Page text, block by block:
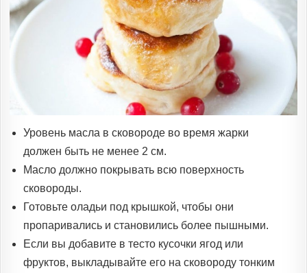
Уровень масла в сковороде во время жарки
должен быть не менее 2 см.
Масло должно покрывать всю поверхность
сковороды.
Готовьте оладьи под крышкой, чтобы они
пропаривались и становились более пышными.
Если вы добавите в тесто кусочки ягод или
фруктов, выкладывайте его на сковороду тонким